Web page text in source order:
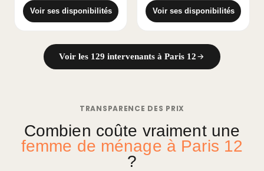
Voir ses disponibilités Voir ses disponibilités
Voir les 129 intervenants à Paris 12
TRANSPARENCE DES PRIX
Combien coûte vraiment une
femme de ménage à Paris 12
?